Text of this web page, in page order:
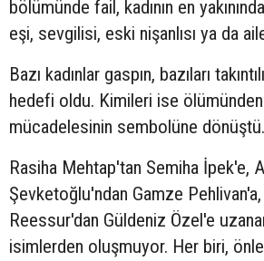
bölümünde fail, kadının en
eşi, sevgilisi, eski nişanlısı ya da
Bazı kadınlar gaspın, bazıları
hedefi oldu. Kimileri ise
mücadelesinin sembolüne dönüştü.
Rasiha Mehtap'tan Semiha İpek'e,
Şevketoğlu'ndan Gamze
Reessur'dan Güldeniz Özel'e
isimlerden oluşmuyor. Her biri,